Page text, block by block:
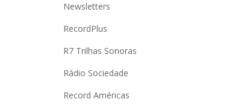
Newsletters
RecordPlus
R7 Trilhas Sonoras
Rádio Sociedade
Record Américas